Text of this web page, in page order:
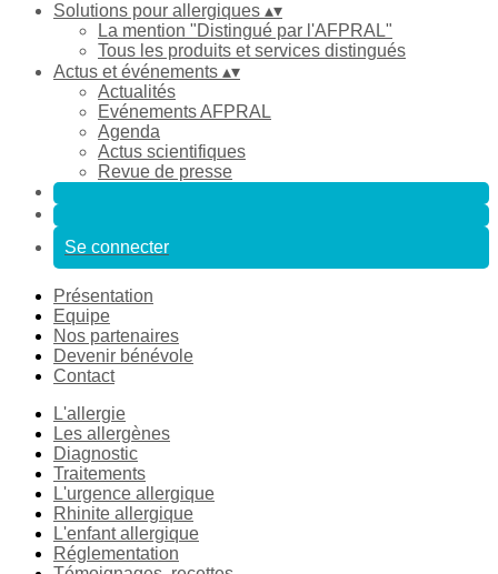
Solutions pour allergiques ▴▾
La mention "Distingué par l'AFPRAL"
Tous les produits et services distingués
Actus et événements ▴▾
Actualités
Evénements AFPRAL
Agenda
Actus scientifiques
Revue de presse
Se connecter
Présentation
Equipe
Nos partenaires
Devenir bénévole
Contact
L'allergie
Les allergènes
Diagnostic
Traitements
L'urgence allergique
Rhinite allergique
L'enfant allergique
Réglementation